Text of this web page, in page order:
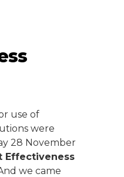
use of
were
28 November
Effectiveness
we came